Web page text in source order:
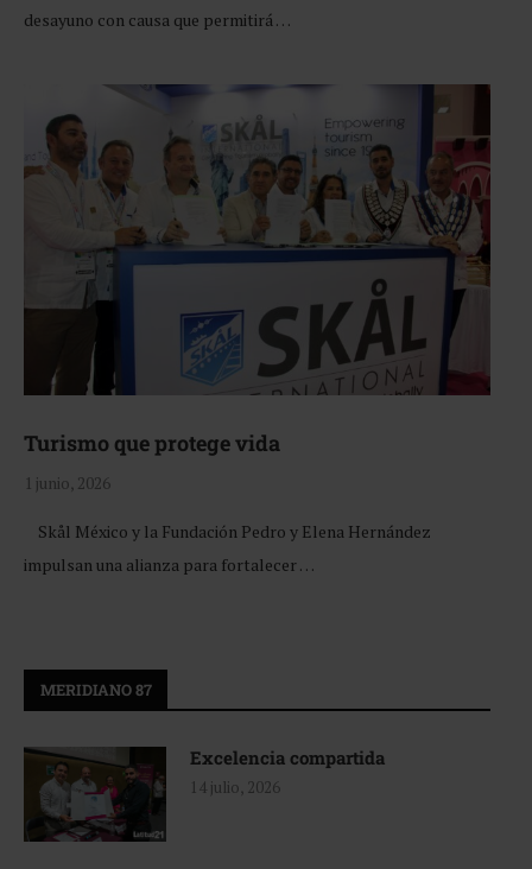
desayuno con causa que permitirá …
Turismo que protege vida
1 junio, 2026
Skål México y la Fundación Pedro y Elena Hernández
impulsan una alianza para fortalecer …
MERIDIANO 87
Excelencia compartida
14 julio, 2026